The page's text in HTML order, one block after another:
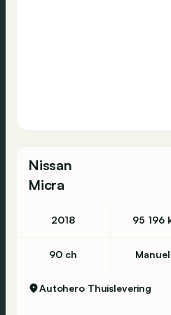
concernant l'historique
éventuelles imperfections.
https://
ba0e39e8d500/?
N’hésitez pas à prendre
Nissan
Micra
2018 95 196
90 ch
Autohero Thuislevering